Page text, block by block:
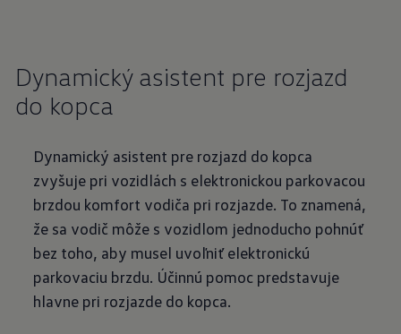
Dynamický asistent pre rozjazd
do kopca
Dynamický asistent pre rozjazd do kopca
zvyšuje pri vozidlách s elektronickou parkovacou
brzdou komfort vodiča pri rozjazde. To znamená,
že sa vodič môže s vozidlom jednoducho pohnúť
bez toho, aby musel uvoľniť elektronickú
parkovaciu brzdu. Účinnú pomoc predstavuje
hlavne pri rozjazde do kopca.